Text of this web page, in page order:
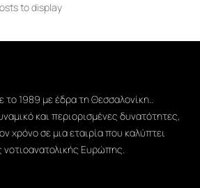
to display
το 1989 με έδρα τη Θεσσαλονίκη..
και περιορισμένες δυνατότητες,
χρόνο σε μια εταιρία που καλύπτει
νοτιοανατολικής Ευρώπης.